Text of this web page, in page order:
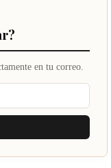
en tu correo.